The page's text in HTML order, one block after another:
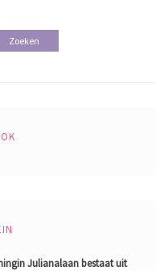
Julianalaan bestaat uit